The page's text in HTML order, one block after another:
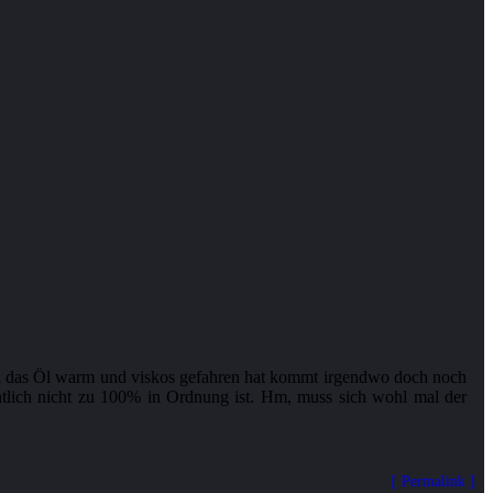
Öl warm und viskos gefahren hat kommt irgendwo doch noch
nicht zu 100% in Ordnung ist. Hm, muss sich wohl mal der
Permalink